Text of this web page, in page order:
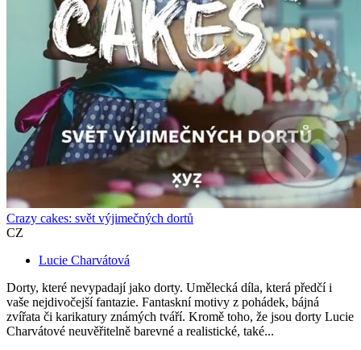
Crazy cakes: svět výjimečných dortů
CZ
Lucie Charvátová
Dorty, které nevypadají jako dorty. Umělecká díla, která předčí i
vaše nejdivočejší fantazie. Fantaskní motivy z pohádek, bájná
zvířata či karikatury známých tváří. Kromě toho, že jsou dorty Lucie
Charvátové neuvěřitelně barevné a realistické, také...